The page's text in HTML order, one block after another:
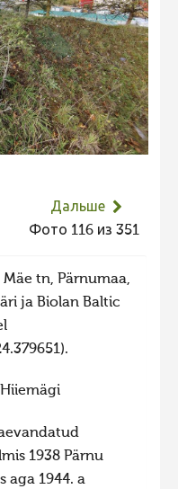
Дальше
Фото 116 из 351
Mäe tn, Pärnumaa,
ja Biolan Baltic
1938 Pärnu
aga 1944. a